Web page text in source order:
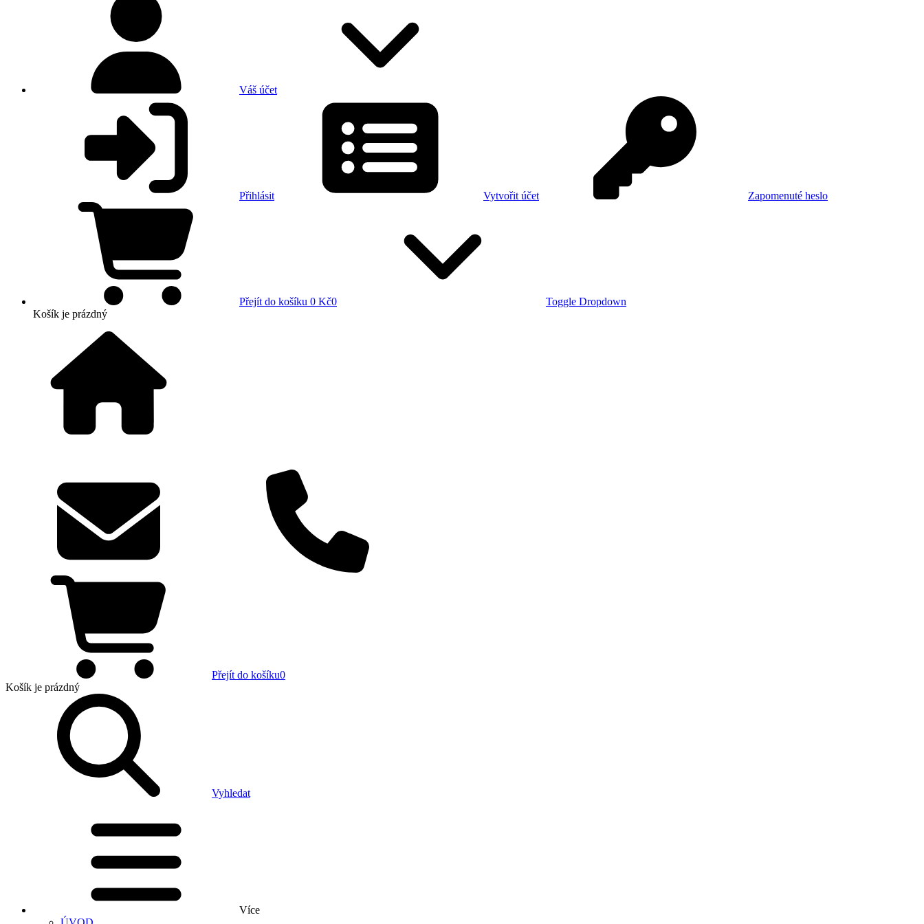
Váš účet
Přihlásit Vytvořit účet Zapomenuté heslo
Přejít do košíku 0 Kč0
Toggle Dropdown
Košík je prázdný
Přejít do košíku0
Košík je prázdný
Vyhledat
Více